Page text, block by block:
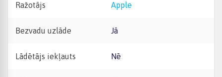
Ražotājs Apple
Bezvadu uzlāde Jā
Lādētājs iekļauts Nē